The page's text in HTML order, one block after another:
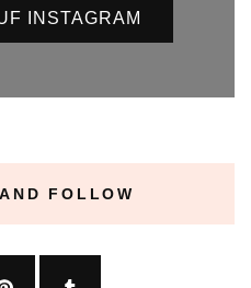
INSTAGRAM
FOLLOW